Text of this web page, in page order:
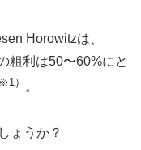
Horowitzは、
粗利は50〜60%にと
※1） 。
ょうか？